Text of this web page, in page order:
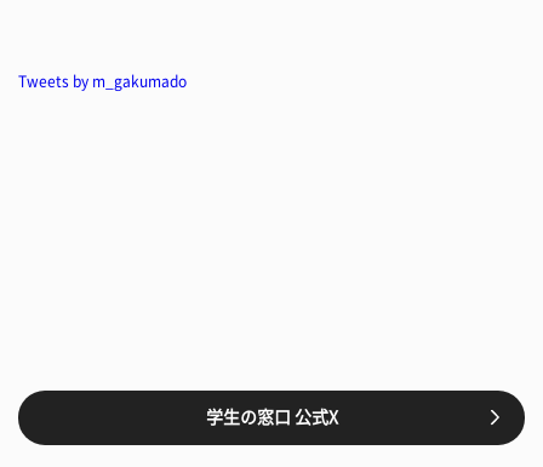
Tweets by m_gakumado
学生の窓口 公式X